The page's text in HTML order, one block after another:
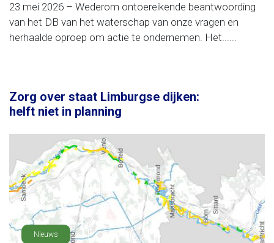
23 mei 2026 – Wederom ontoereikende beantwoording
van het DB van het waterschap van onze vragen en
herhaalde oproep om actie te ondernemen. Het......
Zorg over staat Limburgse dijken:
helft niet in planning
Nieuws